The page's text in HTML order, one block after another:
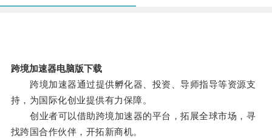
跨境加速器电脑版下载
跨境加速器通过提供孵化器、投资、导师指导等资源支
持，为国际化创业提供有力保障。
创业者可以借助跨境加速器的平台，拓展全球市场，寻
找跨国合作伙伴，开拓新商机。